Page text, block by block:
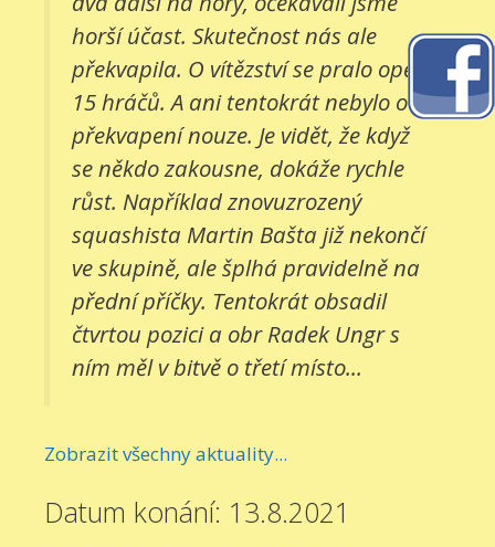
horší účast. Skutečnost nás ale
překvapila. O vítězství se pralo opět
15 hráčů. A ani tentokrát nebylo o
překvapení nouze. Je vidět, že když
se někdo zakousne, dokáže rychle
růst. Například znovuzrozený
squashista Martin Bašta již nekončí
ve skupině, ale šplhá pravidelně na
přední příčky. Tentokrát obsadil
čtvrtou pozici a obr Radek Ungr s
ním měl v bitvě o třetí místo...
Zobrazit všechny aktuality...
Datum konání: 13.8.2021